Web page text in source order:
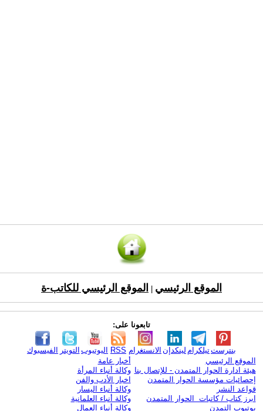
الموقع الرئيسي الموقع الرئيسي للكاتب-ة
تابعونا على:
الفيسبوك التويتر اليوتيوب RSS الانستغرام لينكدإن تيلكرامبنترست
الموقع الرئيسي
هيئة ادارة الحوار المتمدن - للإتصال بنا
إحصائيات مؤسسة الحوار المتمدن
قواعد النشر
ابرز كتاب / كاتبات الحوار المتمدن
يوتيوب التمدن
أخبار عامة
وكالة أنباء المرأة
اخبار الأدب والفن
وكالة أنباء اليسار
وكالة أنباء العلمانية
وكالة أنباء العمال